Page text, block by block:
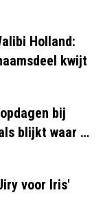
Holland:
kwijt
bij
blijkt waar ze
voor Iris'